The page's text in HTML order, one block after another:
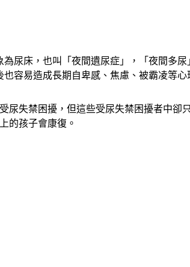
尿床，也叫「夜間遺尿症」，「夜間多
容易造成長期自卑感、焦慮、被霸凌等心
尿失禁困擾，但這些受尿失禁困擾者中
的孩子會康復。